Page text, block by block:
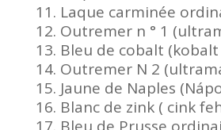
11. Laque carminée
12. Outremer n ° 1
13. Bleu de cobalt (kobalt
14. Outremer N 2
15. Jaune de Naples
16. Blanc de zink ( cink